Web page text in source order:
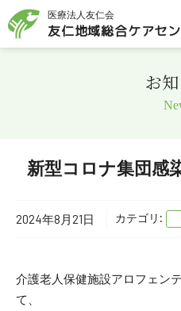
医療法人友仁会
友仁地域総合ケアセ
お
新型コロナ集団感
2024年8月21日 カテゴリ:
介護老人保健施設アロフェン
て、